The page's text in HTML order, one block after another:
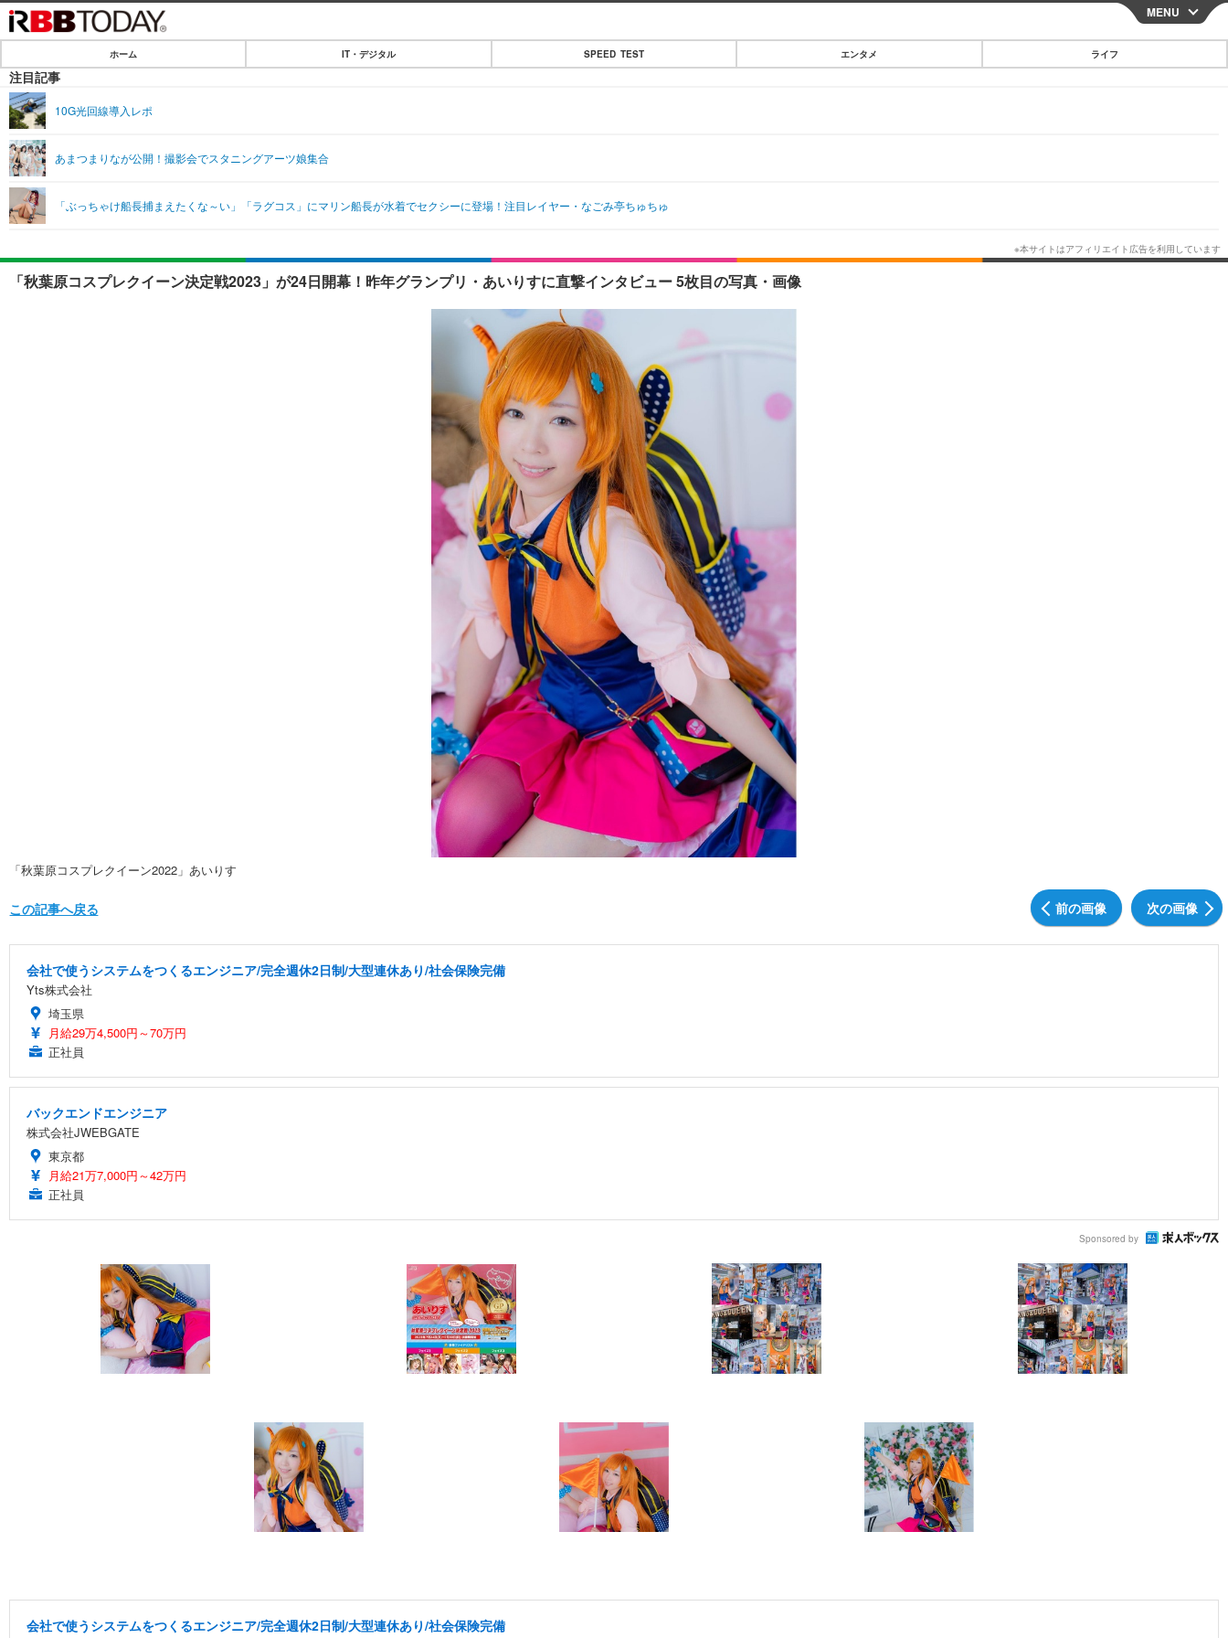
CLOSE
IT・デジタル
ショッピング
SPEED TEST
エンタメ
エンタメTOP
音楽
ライフ
ライフTOP グルメ
ペット
リリース一覧
MENU
ホーム IT・デジタル SPEED TEST エンタメ ライフ
注目記事
10G光回線導入レポ
あまつまりなが公開！撮影会でスタニングアーツ娘集合
「ぶっちゃけ船長捕まえたくな～い」「ラグコス」にマリン船長が水着でセクシーに登場！注目レイヤー・なごみ亭ちゅちゅ
「秋葉原コスプレクイーン決定戦2023」が24日開幕！昨年グランプリ・あいりすに直撃インタビュー 5枚目の写真・画像
「秋葉原コスプレクイーン2022」あいりす
前の画像 次の画像
この記事へ戻る
会社で使うシステムをつくるエンジニア/完全週休2日制/大型連休あり/社会保険完備
Yts株式会社
埼玉県
月給29万4,500円～70万円
正社員
バックエンドエンジニア
株式会社JWEBGATE
東京都
月給21万7,000円～42万円
正社員
Sponsored by
会社で使うシステムをつくるエンジニア/完全週休2日制/大型連休あり/社会保険完備